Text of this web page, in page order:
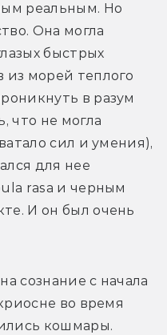
реальным. Но
Она могла
быстрых
из морей теплого
в разум
что не могла
сил и умения),
для нее
rasa и черным
И он был очень
сознание с начала
во время
кошмары.